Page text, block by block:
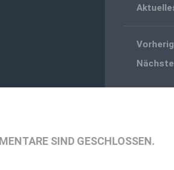
SIND GESCHLOSSEN.